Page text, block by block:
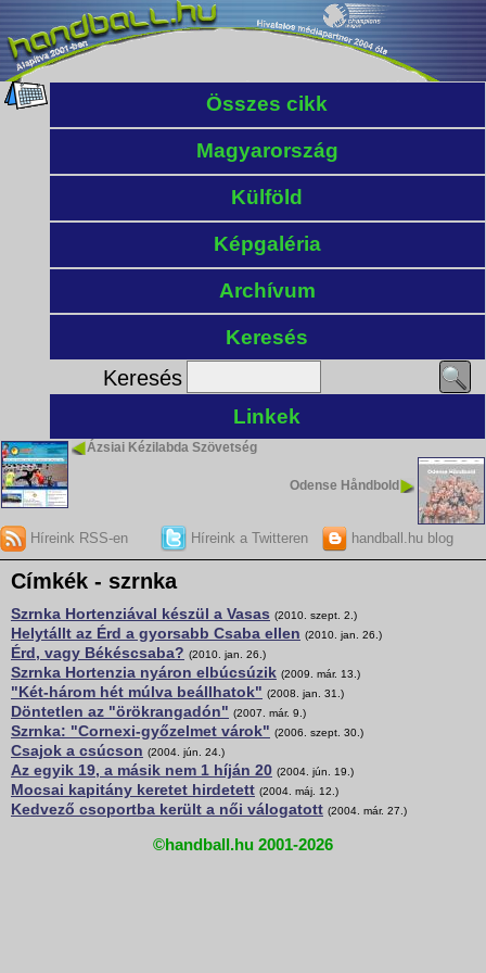
Összes cikk
Magyarország
Külföld
Képgaléria
Archívum
Keresés
Keresés
Linkek
Ázsiai Kézilabda Szövetség
Odense Håndbold
Híreink RSS-en Híreink a Twitteren handball.hu blog
Címkék - szrnka
Szrnka Hortenziával készül a Vasas (2010. szept. 2.)
Helytállt az Érd a gyorsabb Csaba ellen (2010. jan. 26.)
Érd, vagy Békéscsaba? (2010. jan. 26.)
Szrnka Hortenzia nyáron elbúcsúzik (2009. már. 13.)
"Két-három hét múlva beállhatok" (2008. jan. 31.)
Döntetlen az "örökrangadón" (2007. már. 9.)
Szrnka: "Cornexi-győzelmet várok" (2006. szept. 30.)
Csajok a csúcson (2004. jún. 24.)
Az egyik 19, a másik nem 1 híján 20 (2004. jún. 19.)
Mocsai kapitány keretet hirdetett (2004. máj. 12.)
Kedvező csoportba került a női válogatott (2004. már. 27.)
©handball.hu 2001-2026